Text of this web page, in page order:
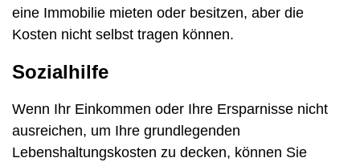
eine Immobilie mieten oder besitzen, aber die
Kosten nicht selbst tragen können.
Sozialhilfe
Wenn Ihr Einkommen oder Ihre Ersparnisse nicht
ausreichen, um Ihre grundlegenden
Lebenshaltungskosten zu decken, können Sie